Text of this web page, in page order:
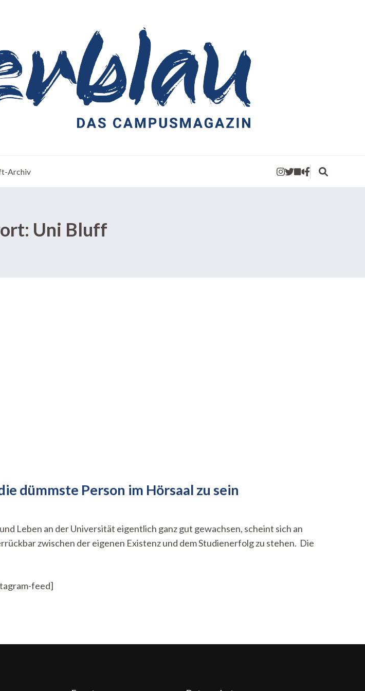
Archiv
Uni Bluff
dümmste Person im Hörsaal zu sein
Leben an der Universität eigentlich ganz gut gewachsen, scheint sich an
zwischen der eigenen Existenz und dem Studienerfolg zu stehen. Die
feed]